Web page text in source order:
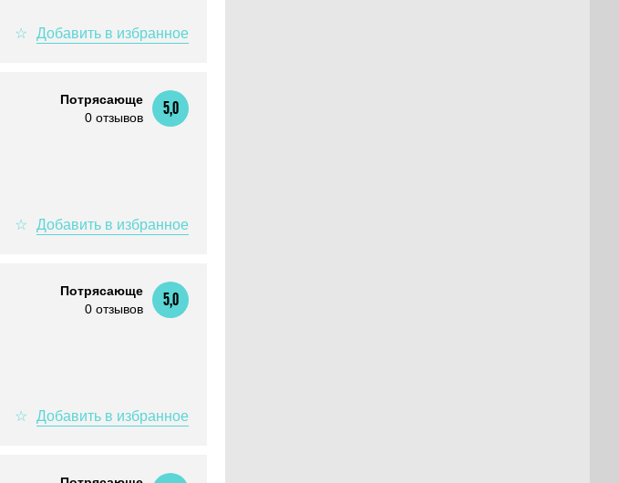
Потрясающе
0 отзывов
5,0
Потрясающе
0 отзывов
5,0